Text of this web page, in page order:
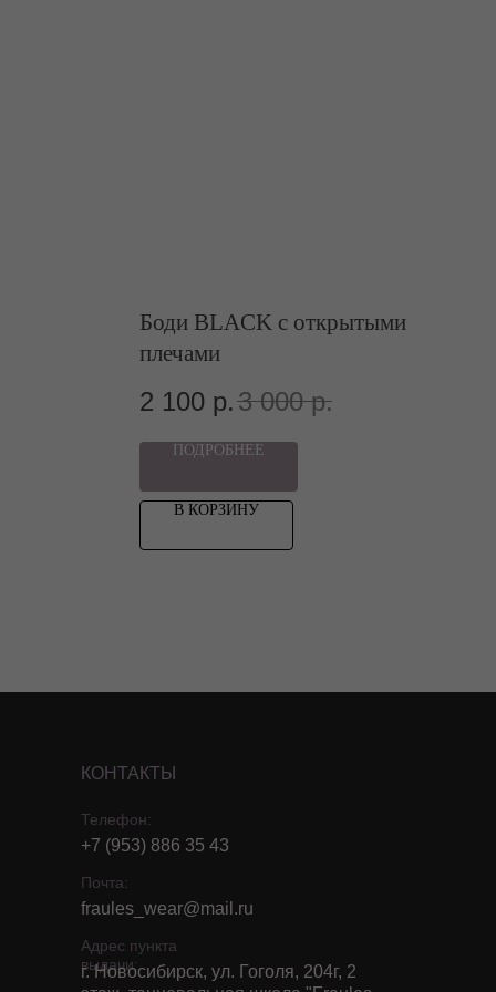
Боди BLACK с открытыми
плечами
2 100 р.3 000 р.
ПОДРОБНЕЕ
В КОРЗИНУ
КОНТАКТЫ
Телефон:
Почта:
Адрес пункта
выдачи:
+7 (953) 886 35 43
fraules_wear@mail.ru
г. Новосибирск, ул. Гоголя, 204г, 2